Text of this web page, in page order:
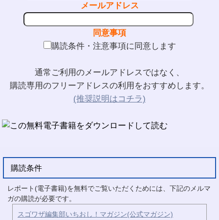
メールアドレス
同意事項
購読条件・注意事項に同意します
通常ご利用のメールアドレスではなく、
購読専用のフリーアドレスの利用をおすすめします。
(推奨説明はコチラ)
購読条件
レポート(電子書籍)を無料でご覧いただくためには、下記のメルマ
ガの購読が必要です。
スゴワザ編集部いちおし！マガジン(公式マガジン)